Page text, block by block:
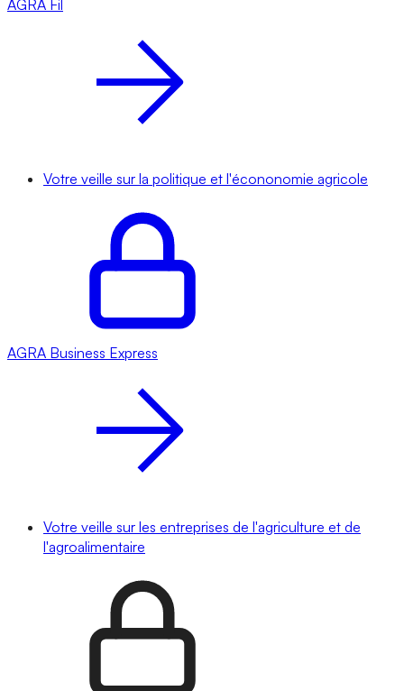
AGRA Fil
Votre veille sur la politique et l'écononomie agricole
AGRA Business Express
Votre veille sur les entreprises de l'agriculture et de
l'agroalimentaire